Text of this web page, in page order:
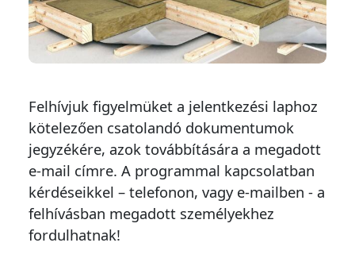
Felhívjuk figyelmüket a jelentkezési laphoz
kötelezően csatolandó dokumentumok
jegyzékére, azok továbbítására a megadott
e-mail címre. A programmal kapcsolatban
kérdéseikkel – telefonon, vagy e-mailben - a
felhívásban megadott személyekhez
fordulhatnak!